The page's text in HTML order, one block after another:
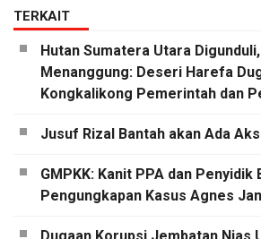
TERKAIT
Hutan Sumatera Utara
Menanggung: Deseri Harefa
Kongkalikong Pemerintah dan
Jusuf Rizal Bantah akan Ada
GMPKK: Kanit PPA dan Penyidik
Pengungkapan Kasus Agnes